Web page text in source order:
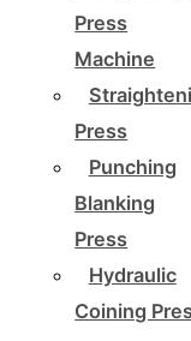
Press
Machine
Press
Punching
Blanking
Press
Hydraulic
Coining